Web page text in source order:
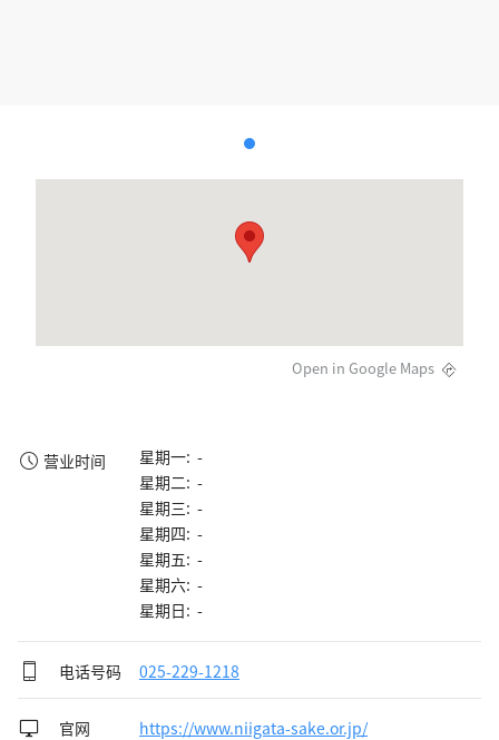
Open in Google Maps
营业时间
星期一: -
星期二: -
星期三: -
星期四: -
星期五: -
星期六: -
星期日: -
电话号码 025-229-1218
官网 https://www.niigata-sake.or.jp/